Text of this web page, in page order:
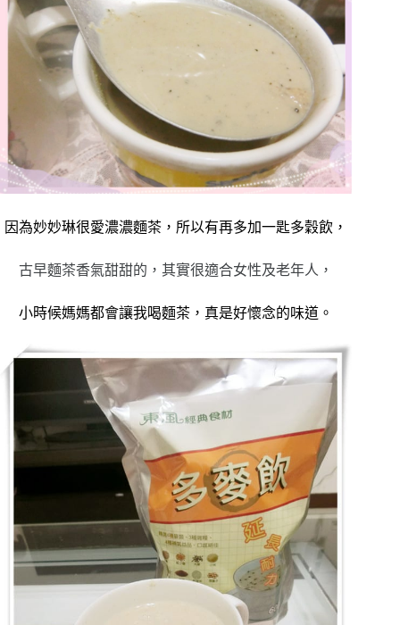
因為妙妙琳很愛濃濃麵茶，所以有再多加一匙多穀飲，
古早麵茶香氣甜甜的，其實很適合女性及老年人，
小時候媽媽都會讓我喝麵茶， 真是好懷念的味道 。